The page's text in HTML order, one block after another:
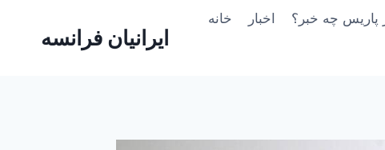
ایرانیان فرانسه
خانه اخبار پاریس چه خبر؟